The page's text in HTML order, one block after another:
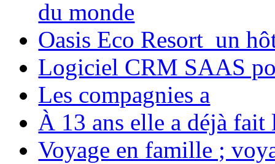
du monde
Oasis Eco Resort un
Logiciel CRM SAAS
Les compagnies a
À 13 ans elle a déjà
Voyage en famille ;